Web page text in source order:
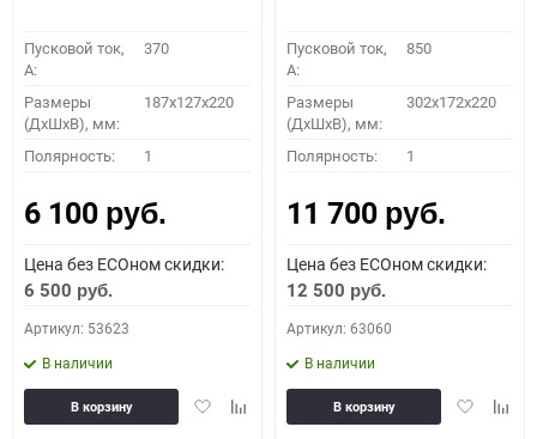
Пусковой ток,
A:
370
Размеры
(ДхШхВ), мм:
187x127x220
Полярность: 1
6 100 руб.
Цена без ECOном скидки:
6 500 руб.
Артикул: 53623
В наличии
ДобавитьДобавить
В корзину
Пусковой ток,
A:
850
Размеры
(ДхШхВ), мм:
302x172x220
Полярность: 1
11 700 руб.
Цена без ECOном скидки:
12 500 руб.
Артикул: 63060
В наличии
Добавить
В корзину